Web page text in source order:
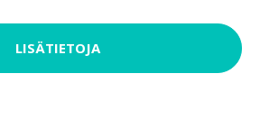
LISÄTIETOJA